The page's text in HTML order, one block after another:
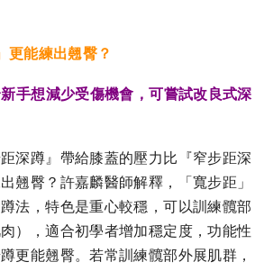
更能練出翹臀？
手想減少受傷機會，可嘗試改良式深
深蹲』帶給膝蓋的壓力比『窄步距深
翹臀？許嘉麟醫師解釋，「寬步距」
法，特色是重心較穩，可以訓練髖部
），適合初學者增加穩定度，功能性
更能翹臀。若常訓練髖部外展肌群，